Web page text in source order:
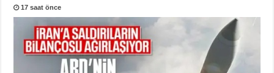
17 saat önce